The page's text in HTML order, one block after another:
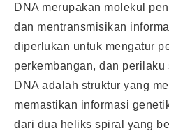
DNA merupakan molekul
dan mentransmisikan
diperlukan untuk mengatur
perkembangan, dan perilaku
DNA adalah struktur yang
memastikan informasi
dari dua heliks spiral yang